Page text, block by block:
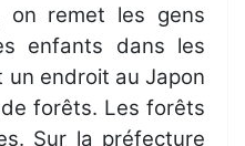
on remet les gens
enfants dans les
un endroit au Japon
forêts. Les forêts
Sur la préfecture